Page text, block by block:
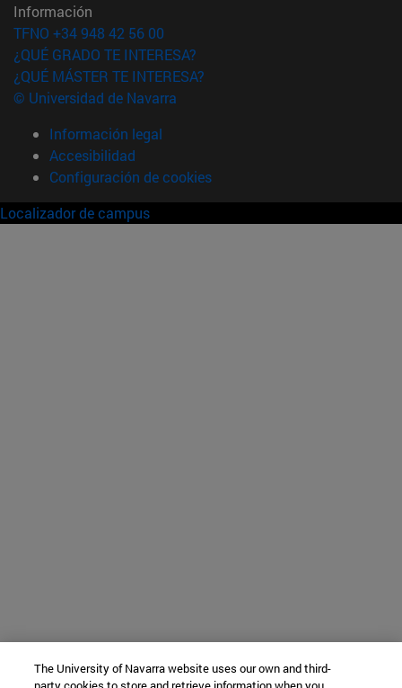
Información
TFNO +34 948 42 56 00
¿QUÉ GRADO TE INTERESA?
¿QUÉ MÁSTER TE INTERESA?
© Universidad de Navarra
Información legal
Accesibilidad
Configuración de cookies
Localizador de campus
The University of Navarra website uses our own and third-